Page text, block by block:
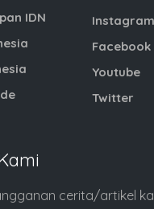
IDN
Instagram
Facebook
Youtube
Twitter
cerita/artikel